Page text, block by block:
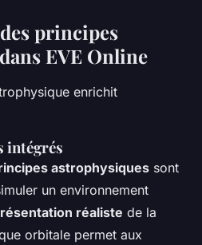
principes
EVE Online
enrichit
intégrés
astrophysiques sont
un environnement
réaliste de la
orbitale permet aux